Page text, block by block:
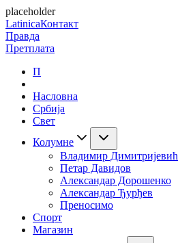
placeholder
LatinicaКонтакт
Правда
Претплата
П
Насловна
Србија
Свет
Колумне
Владимир Димитријевић
Петар Давидов
Александар Дорошенко
Александар Ђурђев
Преносимо
Спорт
Магазин